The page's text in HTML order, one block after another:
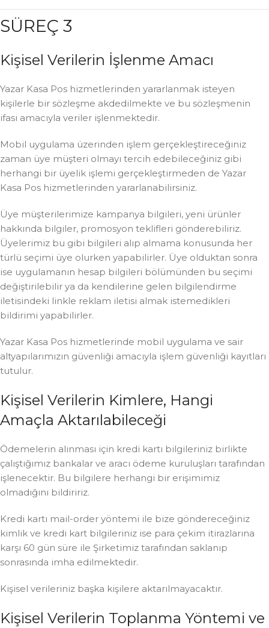
SÜREÇ 3
Kişisel Verilerin İşlenme Amacı
Yazar Kasa Pos hizmetlerinden yararlanmak isteyen
kişilerle bir sözleşme akdedilmekte ve bu sözleşmenin
ifası amacıyla veriler işlenmektedir.
Mobil uygulama üzerinden işlem gerçekleştireceğiniz
zaman üye müşteri olmayı tercih edebileceğiniz gibi
herhangi bir üyelik işlemi gerçekleştirmeden de Yazar
Kasa Pos hizmetlerinden yararlanabilirsiniz.
Üye müşterilerimize kampanya bilgileri, yeni ürünler
hakkında bilgiler, promosyon teklifleri gönderebiliriz.
Üyelerimiz bu gibi bilgileri alıp almama konusunda her
türlü seçimi üye olurken yapabilirler. Üye olduktan sonra
ise uygulamanın hesap bilgileri bölümünden bu seçimi
değiştirilebilir ya da kendilerine gelen bilgilendirme
iletisindeki linkle reklam iletisi almak istemedikleri
bildirimi yapabilirler.
Yazar Kasa Pos hizmetlerinde mobil uygulama ve sair
altyapılarımızın güvenliği amacıyla işlem güvenliği kayıtları
tutulur.
Kişisel Verilerin Kimlere, Hangi
Amaçla Aktarılabileceği
Ödemelerin alınması için kredi kartı bilgileriniz birlikte
çalıştığımız bankalar ve aracı ödeme kuruluşları tarafından
işlenecektir. Bu bilgilere herhangi bir erişimimiz
olmadığını bildiririz.
Kredi kartı mail-order yöntemi ile bize göndereceğiniz
kimlik ve kredi kart bilgileriniz ise para çekim itirazlarına
karşı 60 gün süre ile Şirketimiz tarafından saklanıp
sonrasında imha edilmektedir.
Kişisel verileriniz başka kişilere aktarılmayacaktır.
Kişisel Verilerin Toplanma Yöntemi ve